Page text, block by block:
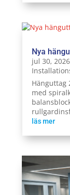
Nya
jul 30, 2026
Hänguttag
med
läs mer